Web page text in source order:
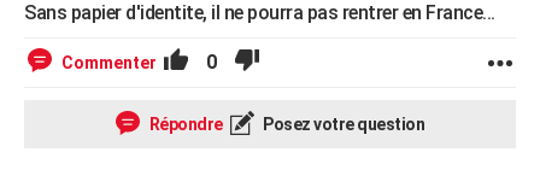
Sans papier d'identite, il ne pourra pas rentrer en France...
Commenter 0
Répondre Posez votre question